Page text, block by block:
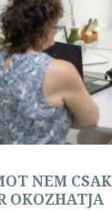
NEM
OKOZHATJA